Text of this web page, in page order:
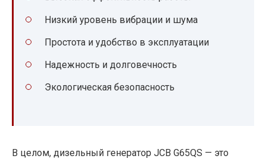
Низкий уровень вибрации и шума
Простота и удобство в эксплуатации
Надежность и долговечность
Экологическая безопасность
В целом, дизельный генератор JCB G65QS — это